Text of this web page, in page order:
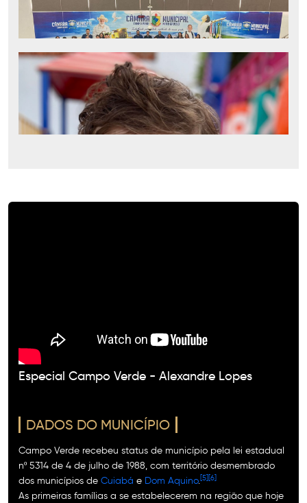
Especial Campo Verde - Alexandre Lopes
DADOS DO MUNICÍPIO
Campo Verde recebeu status de município pela lei estadual
nº 5314 de 4 de julho de 1988, com território desmembrado
dos municípios de Cuiabá e Dom Aquino.[5][6]
As primeiras famílias a se estabelecerem na região que hoje